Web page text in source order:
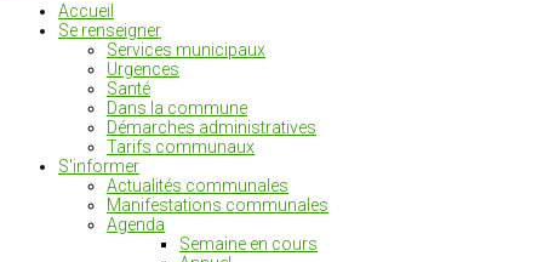
Accueil
Se renseigner
Services municipaux
Urgences
Santé
Dans la commune
Démarches administratives
Tarifs communaux
S'informer
Actualités communales
Manifestations communales
Agenda
Semaine en cours